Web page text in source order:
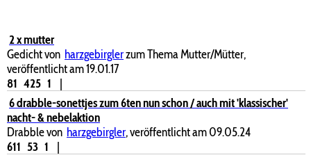
2 x mutter
Gedicht von harzgebirglerzum Thema Mutter/Mütter,
veröffentlicht am 19.01.17
81 425 1
|
6 drabble-sonettjes zum 6ten nun schon / auch mit 'klassischer'
nacht- & nebelaktion
Drabble von harzgebirgler, veröffentlicht am 09.05.24
611 53 1
|